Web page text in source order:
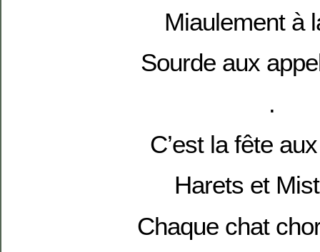
Miaulement à
Sourde aux
.
C’est la fête
Harets et
Chaque chat